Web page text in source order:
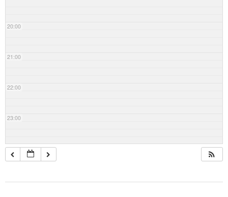
20:00
21:00
22:00
23:00